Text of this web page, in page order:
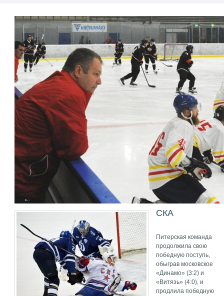
СКА
Питерская команда
продолжила свою
победную поступь,
обыграв московское
«Динамо» (3:2) и
«Витязь» (4:0), и
продлила победную